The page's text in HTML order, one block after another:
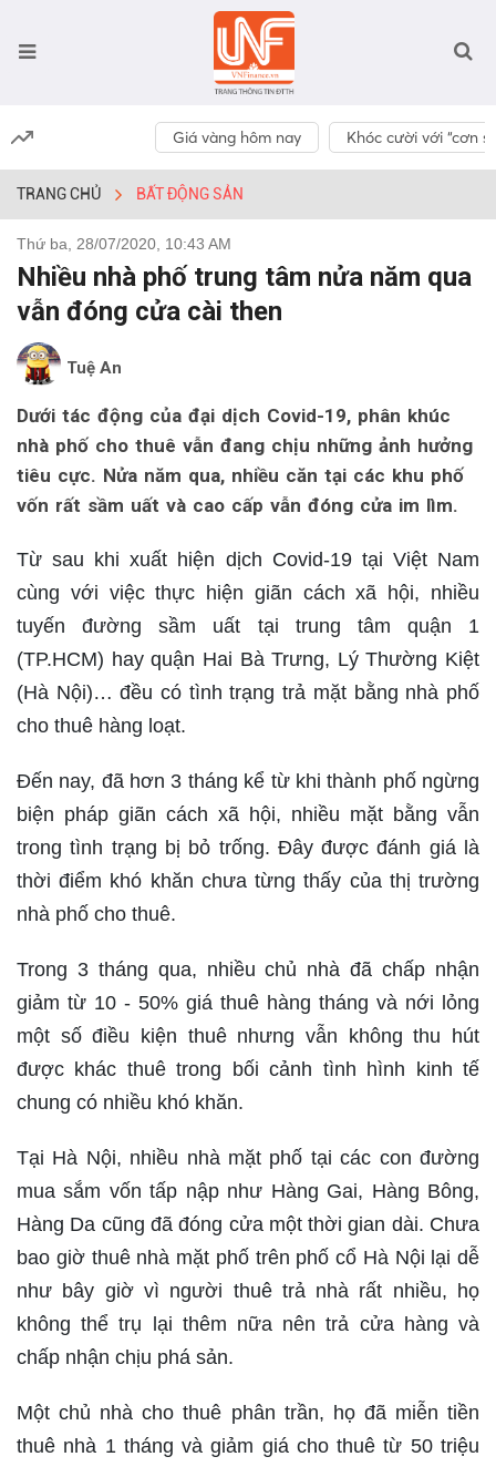
Giá vàng hôm nay Khóc cười với “cơn
TRANG CHỦ BẤT ĐỘNG SẢN
Thứ ba, 28/07/2020, 10:43 AM
Nhiều nhà phố trung tâm nửa năm qua
vẫn đóng cửa cài then
Tuệ An
Dưới tác động của đại dịch Covid-19, phân khúc
nhà phố cho thuê vẫn đang chịu những ảnh hưởng
tiêu cực. Nửa năm qua, nhiều căn tại các khu phố
vốn rất sầm uất và cao cấp vẫn đóng cửa im lìm.
Từ sau khi xuất hiện dịch Covid-19 tại Việt Nam
cùng với việc thực hiện giãn cách xã hội, nhiều
tuyến đường sầm uất tại trung tâm quận 1
(TP.HCM) hay quận Hai Bà Trưng, Lý Thường Kiệt
(Hà Nội)… đều có tình trạng trả mặt bằng nhà phố
cho thuê hàng loạt.
Đến nay, đã hơn 3 tháng kể từ khi thành phố ngừng
biện pháp giãn cách xã hội, nhiều mặt bằng vẫn
trong tình trạng bị bỏ trống. Đây được đánh giá là
thời điểm khó khăn chưa từng thấy của thị trường
nhà phố cho thuê.
Trong 3 tháng qua, nhiều chủ nhà đã chấp nhận
giảm từ 10 - 50% giá thuê hàng tháng và nới lỏng
một số điều kiện thuê nhưng vẫn không thu hút
được khác thuê trong bối cảnh tình hình kinh tế
chung có nhiều khó khăn.
Tại Hà Nội, nhiều nhà mặt phố tại các con đường
mua sắm vốn tấp nập như Hàng Gai, Hàng Bông,
Hàng Da cũng đã đóng cửa một thời gian dài. Chưa
bao giờ thuê nhà mặt phố trên phố cổ Hà Nội lại dễ
như bây giờ vì người thuê trả nhà rất nhiều, họ
không thể trụ lại thêm nữa nên trả cửa hàng và
chấp nhận chịu phá sản.
Một chủ nhà cho thuê phân trần, họ đã miễn tiền
thuê nhà 1 tháng và giảm giá cho thuê từ 50 triệu